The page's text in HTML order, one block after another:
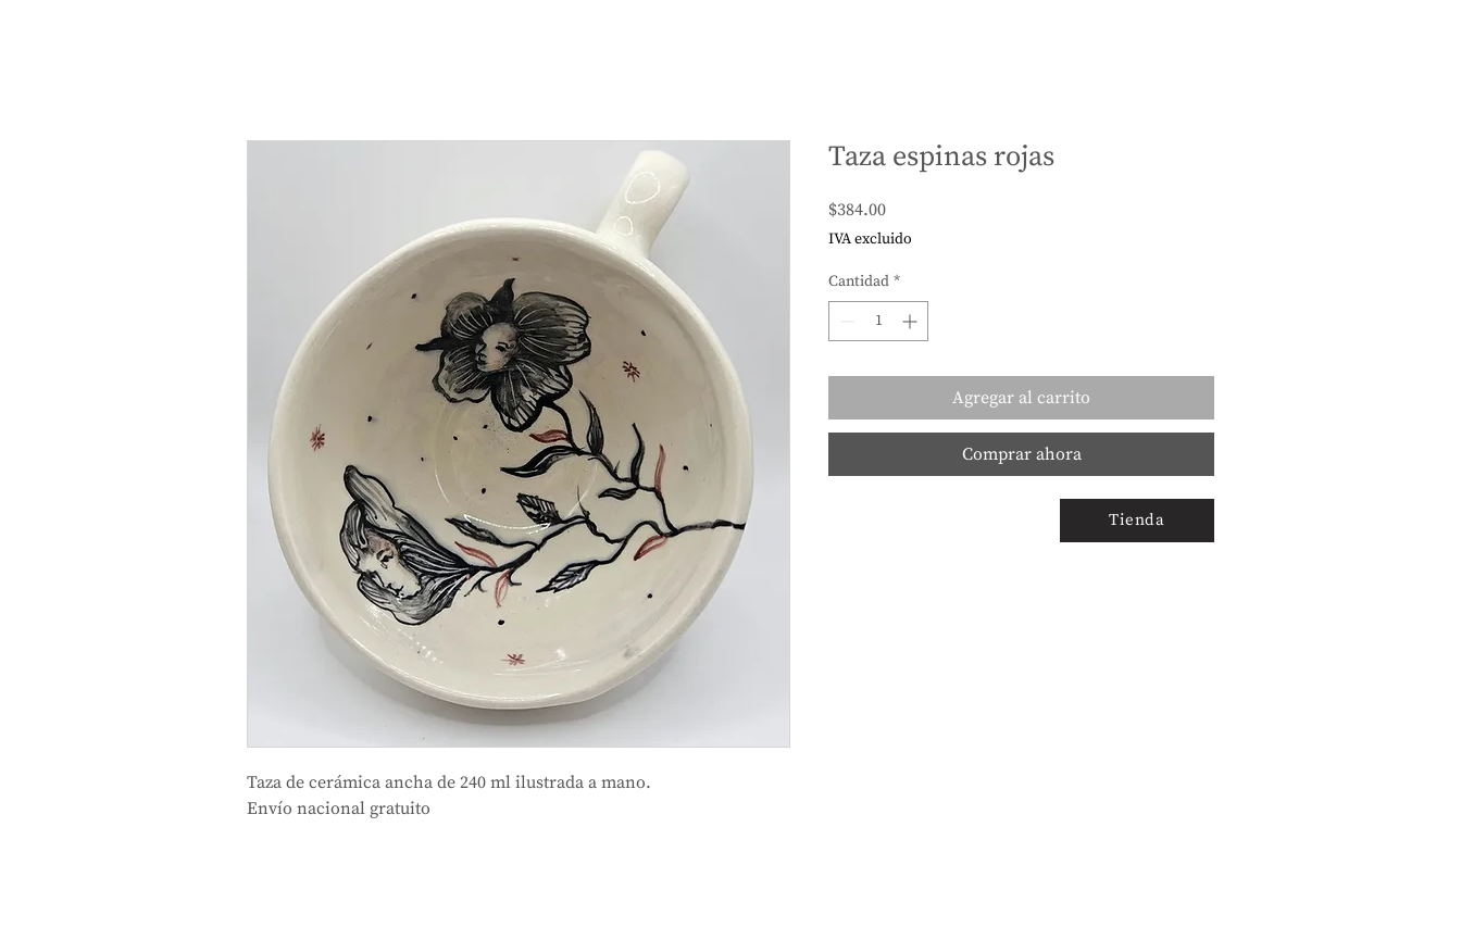
Taza de cerámica ancha de 240 ml ilustrada a mano.
Envío nacional gratuito
Taza espinas rojas
$384.00Precio
IVA excluido
Cantidad *
Agregar al carrito
Comprar ahora
Tienda